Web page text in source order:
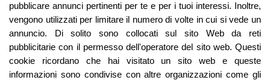
pubblicare annunci pertinenti per te e per i tuoi interessi. Inoltre,
vengono utilizzati per limitare il numero di volte in cui si vede un
annuncio. Di solito sono collocati sul sito Web da reti
pubblicitarie con il permesso dell'operatore del sito web. Questi
cookie ricordano che hai visitato un sito web e queste
informazioni sono condivise con altre organizzazioni come gli